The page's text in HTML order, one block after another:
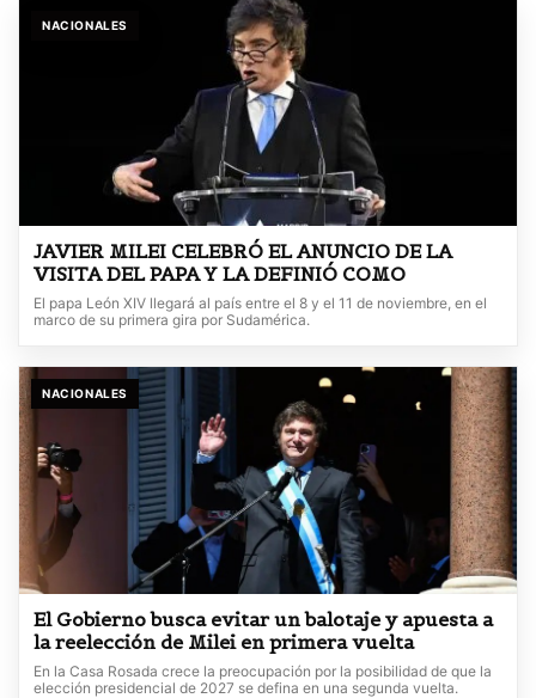
NACIONALES
JAVIER MILEI CELEBRÓ EL ANUNCIO DE LA
VISITA DEL PAPA Y LA DEFINIÓ COMO
El papa León XIV llegará al país entre el 8 y el 11 de noviembre, en el
marco de su primera gira por Sudamérica.
NACIONALES
El Gobierno busca evitar un balotaje y apuesta a
la reelección de Milei en primera vuelta
En la Casa Rosada crece la preocupación por la posibilidad de que la
elección presidencial de 2027 se defina en una segunda vuelta.